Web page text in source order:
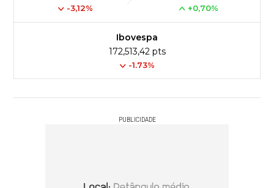
-3,12% +0,70%
Ibovespa
172,513,42 pts
-1.73%
PUBLICIDADE